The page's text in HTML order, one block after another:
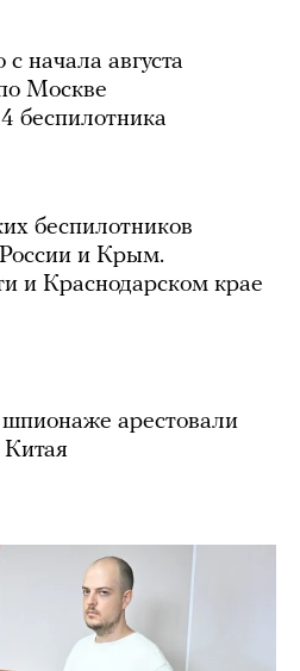
начала августа
Москве
беспилотника
беспилотников
и Крым.
и Краснодарском крае
арестовали